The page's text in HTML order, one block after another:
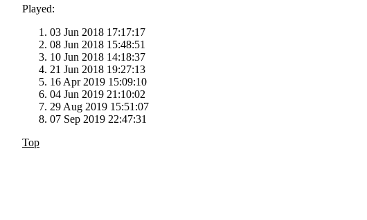
Played:
03 Jun 2018 17:17:17
08 Jun 2018 15:48:51
10 Jun 2018 14:18:37
21 Jun 2018 19:27:13
16 Apr 2019 15:09:10
04 Jun 2019 21:10:02
29 Aug 2019 15:51:07
07 Sep 2019 22:47:31
Top